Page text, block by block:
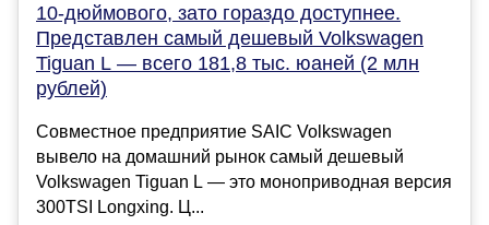
10-дюймового, зато гораздо доступнее.
Представлен самый дешевый Volkswagen
Tiguan L — всего 181,8 тыс. юаней (2 млн
рублей)
Совместное предприятие SAIC Volkswagen
вывело на домашний рынок самый дешевый
Volkswagen Tiguan L — это моноприводная версия
300TSI Longxing. Ц...